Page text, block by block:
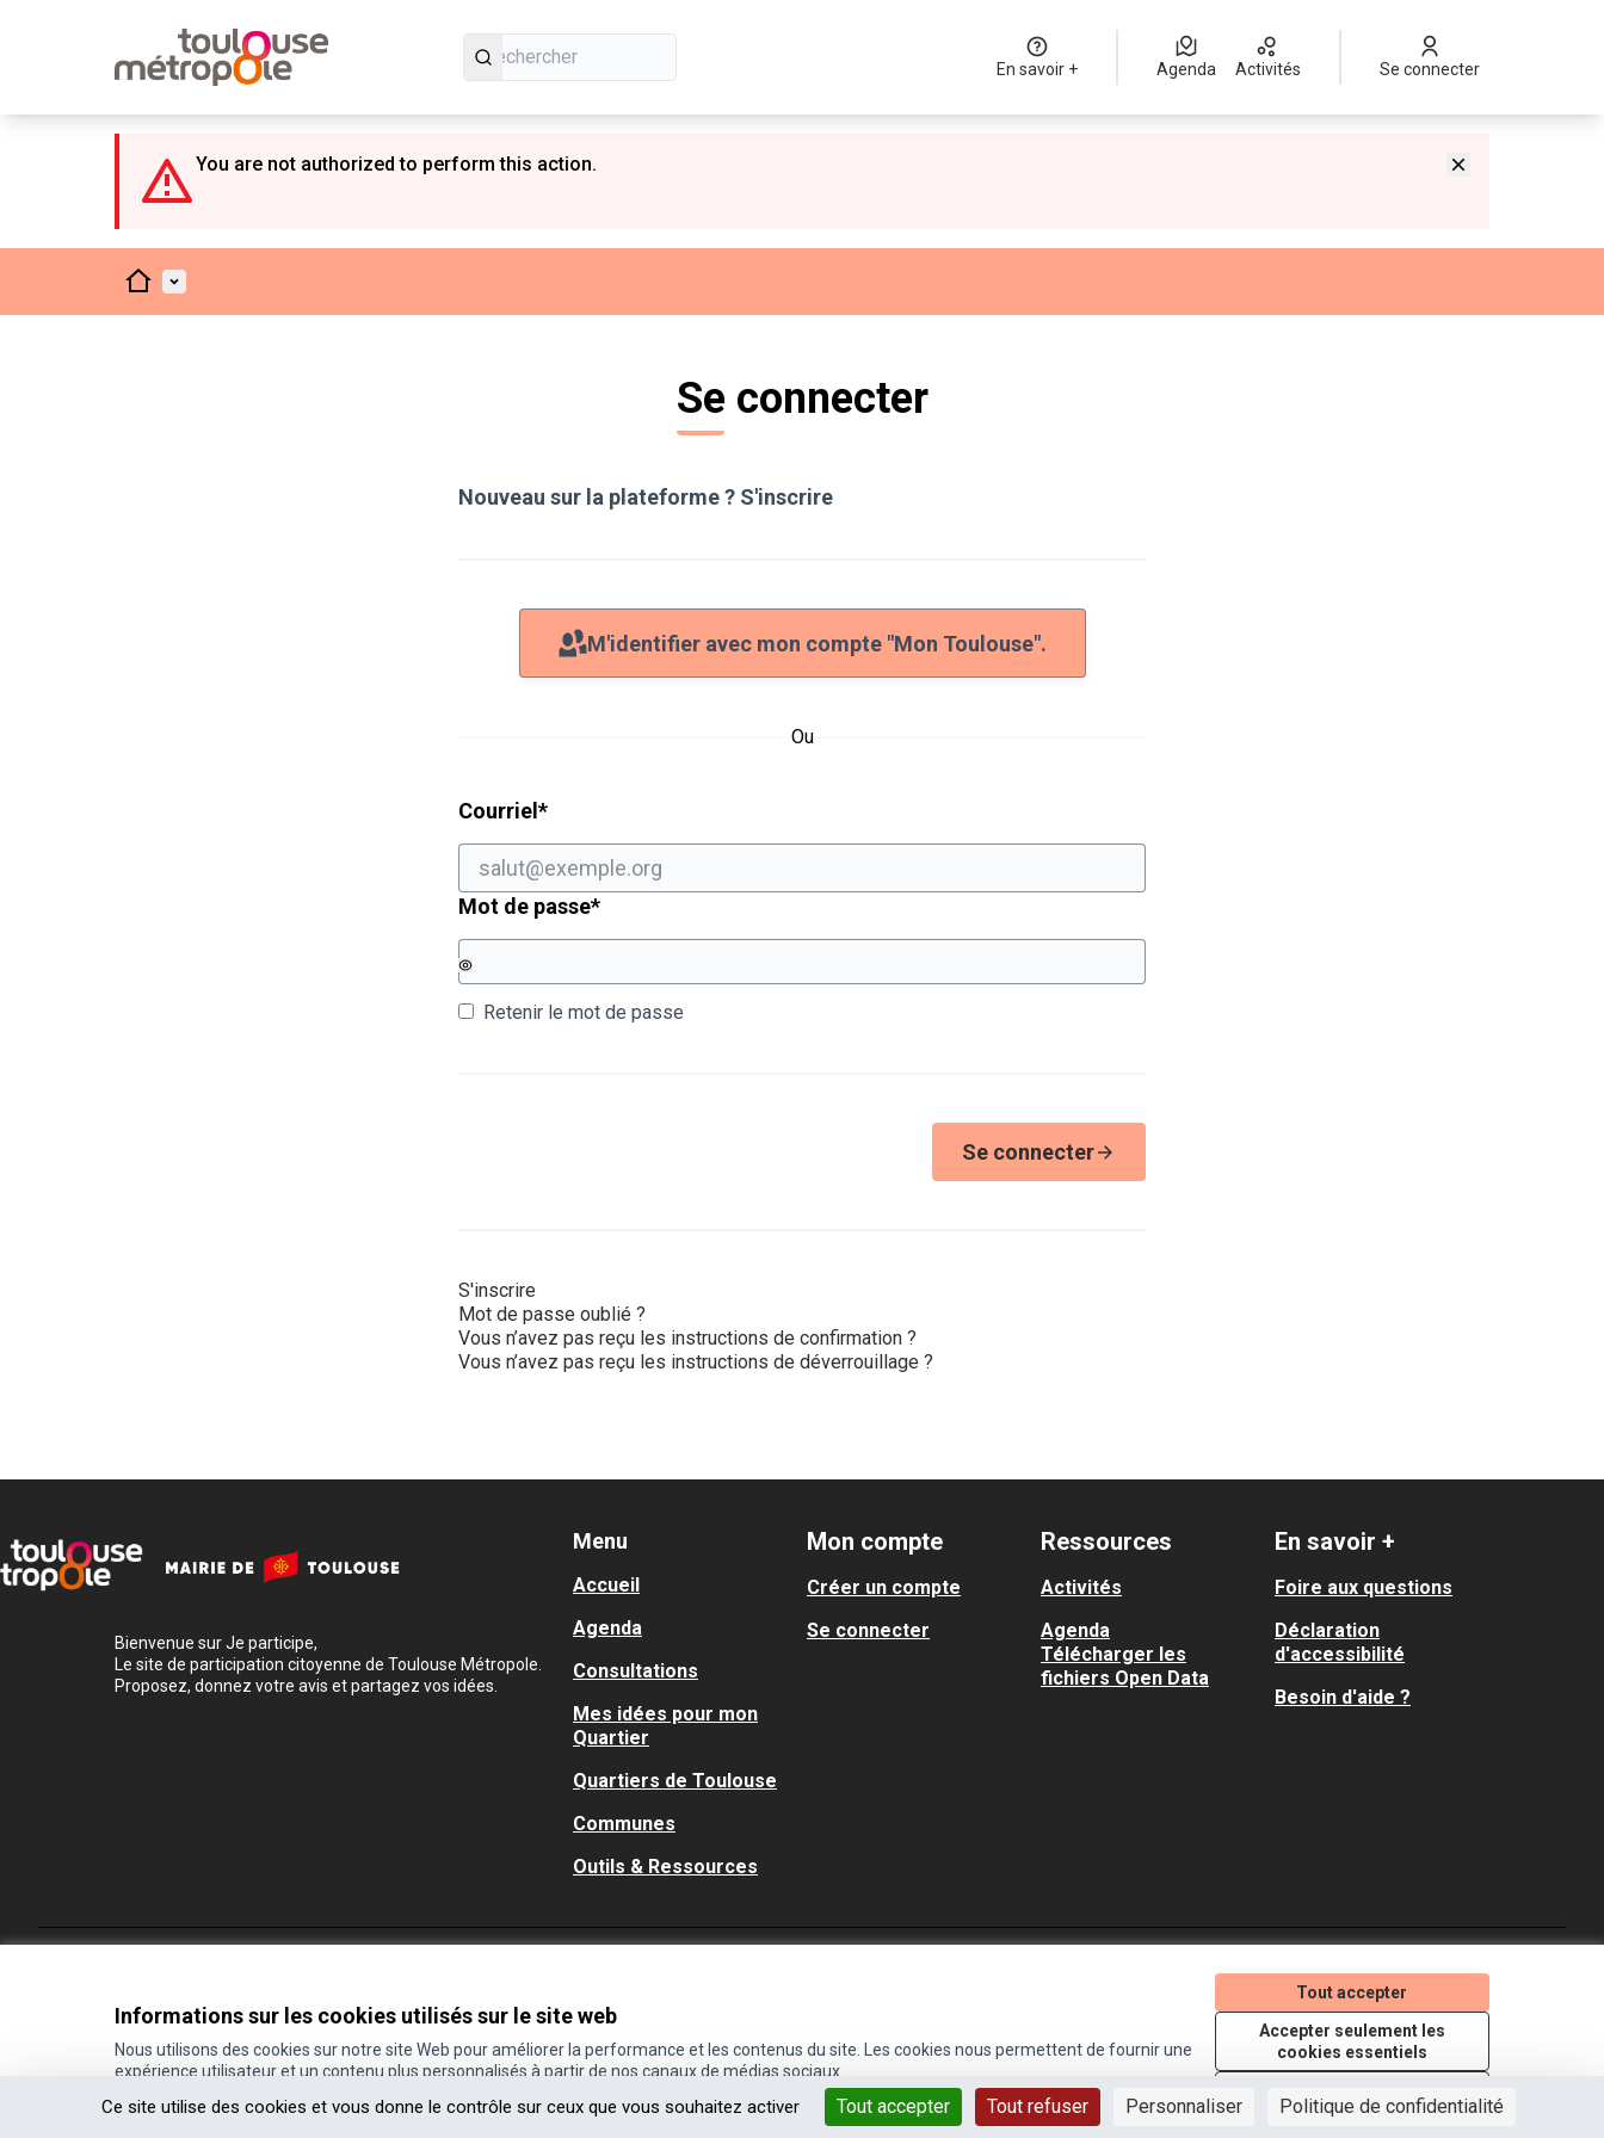
Ce site utilise des cookies et vous donne le contrôle sur ceux que vous souhaitez activer Tout accepter Tout refuser Personnaliser Politique de confidentialité
Informations sur les cookies utilisés sur le site web
Nous utilisons des cookies sur notre site Web pour améliorer la performance et les contenus du site. Les cookies nous permettent de fournir une
expérience utilisateur et un contenu plus personnalisés à partir de nos canaux de médias sociaux.
Tout accepter
Accepter seulement les
cookies essentiels
En savoir + Agenda Activités Se connecter
You are not authorized to perform this action.
AccueilMenu principal
Se connecter
Nouveau sur la plateforme ? S'inscrire
M'identifier avec mon compte "Mon Toulouse".
Ou
Courriel *Champ obligatoire
Mot de passe*Champ obligatoire
Retenir le mot de passe
Se connecter
S'inscrire
Mot de passe oublié ?
Vous n’avez pas reçu les instructions de confirmation ?
Vous n’avez pas reçu les instructions de déverrouillage ?
Bienvenue sur Je participe,
Le site de participation citoyenne de Toulouse Métropole.
Proposez, donnez votre avis et partagez vos idées.
Menu
Accueil
Agenda
Consultations
Mes idées pour mon
Quartier
Quartiers de Toulouse
Communes
Outils & Ressources
Mon compte
Créer un compte
Se connecter
Ressources
Activités
Agenda
Télécharger les
fichiers Open Data
En savoir +
Foire aux questions
Déclaration
d'accessibilité
Besoin d'aide ?
(Lien externe)
(Lien externe)
(Lien externe)
(Lien externe)
Site réalisé grâce aulogiciel libre Decidim
(Lien externe)
.
Licence Creative
(Lien externe)